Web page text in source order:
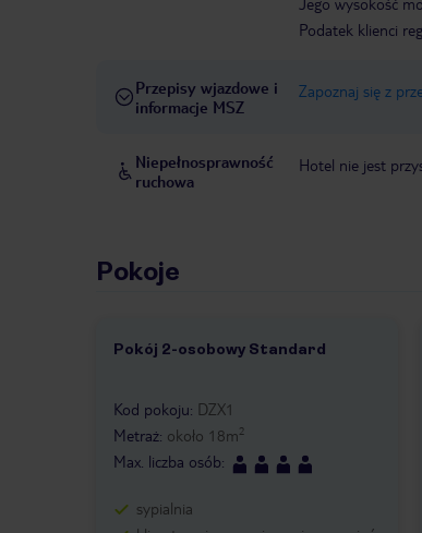
Podatek klienci
Przepisy wjazdowe i
informacje MSZ
Zapoznaj się z
Niepełnosprawność
ruchowa
Hotel nie jest
Pokoje
Pokój 2-osobowy Standard
1 / 6
Kod pokoju: DZX1
Metraż: około 18m2
Max. liczba osób:
sypialnia